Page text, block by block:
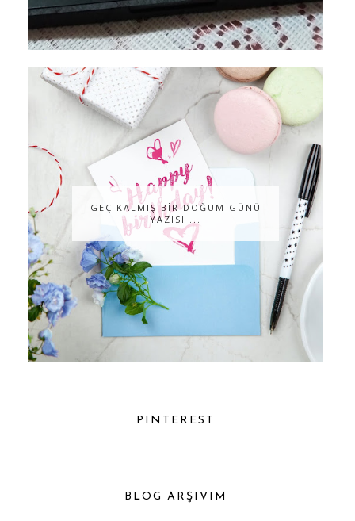
GEÇ KALMIŞ BİR DOĞUM GÜNÜ
YAZISI ...
PINTEREST
BLOG ARŞIVIM